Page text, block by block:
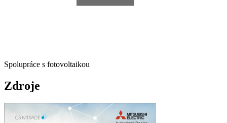
Spolupráce s fotovoltaikou
Zdroje